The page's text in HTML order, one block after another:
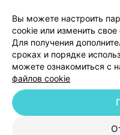
Вы можете настроить
cookie или изменить
Для получения
сроках и порядке
можете ознакомиться с
файлов cookie